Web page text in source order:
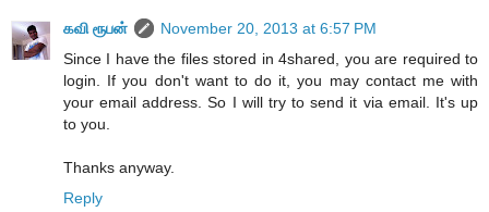
கவி ரூபன்
November 20, 2013 at 6:57 PM
Since I have the files stored in 4shared, you are required to
login. If you don't want to do it, you may contact me with
your email address. So I will try to send it via email. It's up
to you.
Thanks anyway.
Reply